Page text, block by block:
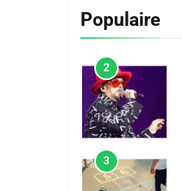
Populaire
2
3